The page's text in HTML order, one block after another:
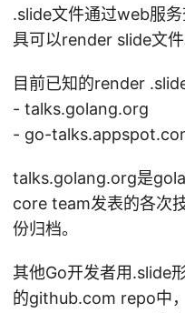
.slide文件通过web服
具可以render slide文件
目前已知的render
- talks.golang.org
- go-
talks.golang.org是
core team发表的各次
份归档。
其他Go开发者用.slide
的github.com repo中